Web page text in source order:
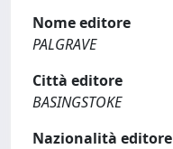
Nome editore
PALGRAVE
Città editore
BASINGSTOKE
Nazionalità editore